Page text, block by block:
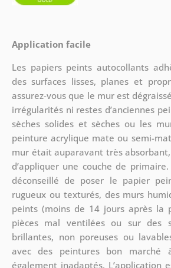
Application facile
Les papiers peints autocollants
des surfaces lisses, planes et
assurez-vous que le mur est
irrégularités ni restes d’anciennes
sèches solides et sèches ou les
peinture acrylique mate ou semi-
mur était auparavant très
d’appliquer une couche de
déconseillé de poser le papier
rugueux ou texturés, des murs
peints (moins de 14 jours après la
pièces mal ventilées ou sur des
brillantes, non poreuses ou
avec des peintures bon marché
également inadaptés. L’application